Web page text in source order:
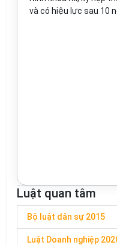
và có hiệu lực sau 10
Luật quan tâm
Bộ luật dân sự 2015
Luật Doanh nghiệp